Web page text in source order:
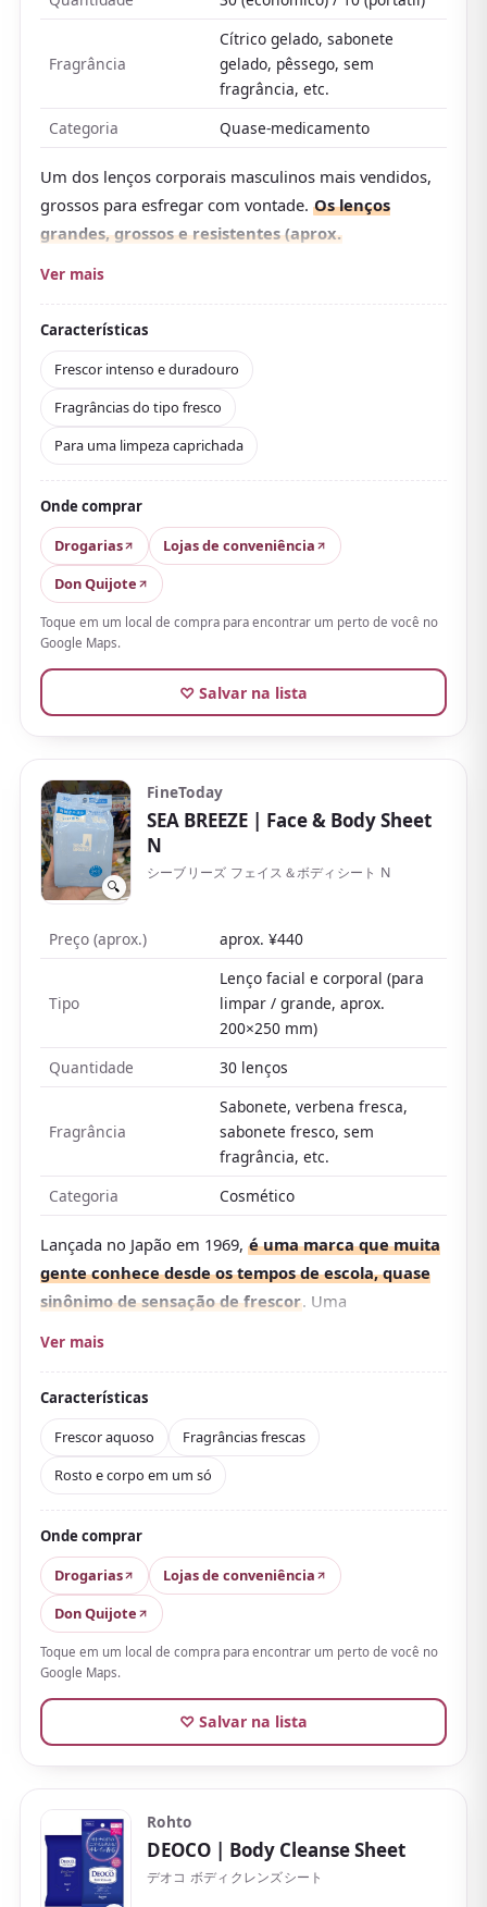
Fragrância
Cítrico gelado, sabonete
gelado, pêssego, sem
fragrância, etc.
Categoria
Quase-medicamento
Um dos lenços corporais masculinos mais vendidos,
grossos para esfregar com vontade. Os lenços
grandes, grossos e resistentes (aprox.
25×20 cm) não rasgam nem esfregando com força, e
um basta para o corpo todo. A textura em relevo
captura suor, sensação pegajosa e sujeira.
Com alto teor de mentol e princípios ativos
antibacterianos e antitranspirantes (quase-
medicamento), também cuidam do odor do suor. O
que mais se destaca nas avaliações é a intensidade do
frescor: mais do que na hora de se limpar, a pele
vai esfriando aos poucos e muitos sentem «quase
frio» ao pegar vento ou ar-condicionado
Por outro lado, a sensação de álcool é mais forte,
então quem tem pele sensível pode sentir uma leve
ardência. Há mais de cinco fragrâncias, como cítrico
a homens quanto a mulheres.
companheiro clássico para sair no verão e depois do
esporte.
Ver mais
Características
Frescor intenso e duradouro
Fragrâncias do tipo fresco
Para uma limpeza caprichada
Onde comprar
Drogarias
Lojas de conveniência
Don Quijote
Toque em um local de compra para encontrar um perto de você no
Google Maps.
♡ Salvar na lista
🔍
FineToday
SEA BREEZE | Face & Body Sheet
N
シーブリーズ フェイス＆ボディシート N
Preço (aprox.) aprox. ¥440
Tipo
Lenço facial e corporal (para
limpar / grande, aprox.
200×250 mm)
Quantidade
30 lenços
Fragrância
Sabonete, verbena fresca,
sabonete fresco, sem
fragrância, etc.
Categoria
Cosmético
Lançada no Japão em 1969, é uma marca que muita
gente conhece desde os tempos de escola, quase
sinônimo de sensação de frescor. Uma
200×250 mm) limpa rosto, corpo e até couro cabeludo
e cabelo com um só lenço. Com mentol, remover suor
e oleosidade traz um frescor que lembra um banho
recém-tomado.
As avaliações elogiam quea estrutura em malha é
fina mas resistente e retém bastante líquido para
limpar o corpo todo, além do toque macio depois do
uso. Dito isso, a sensação refrescante (de
formigamento) é mais forte, então pode arder no
rosto ou nos olhos, e até a versão sem fragrância
pode ter um leve cheiro de álcool.
Com pele seca ou sensível, melhor ir com calma. As
Por menos de algumas centenas de ienes os 30
lenços, é um clássico do dia a dia.
Ver mais
Características
Frescor aquoso
Fragrâncias frescas
Rosto e corpo em um só
Onde comprar
Drogarias
Lojas de conveniência
Don Quijote
Toque em um local de compra para encontrar um perto de você no
Google Maps.
♡ Salvar na lista
Rohto
DEOCO | Body Cleanse Sheet
デオコ ボディクレンズシート